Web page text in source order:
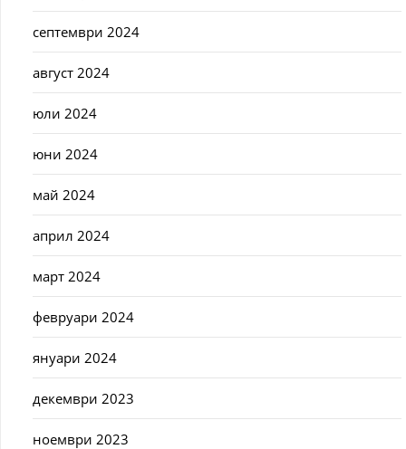
септември 2024
август 2024
юли 2024
юни 2024
май 2024
април 2024
март 2024
февруари 2024
януари 2024
декември 2023
ноември 2023